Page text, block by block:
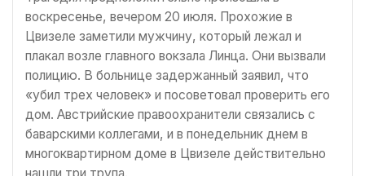
воскресенье, вечером 20 июля. Прохожие в
Цвизеле заметили мужчину, который лежал и
плакал возле главного вокзала Линца. Они вызвали
полицию. В больнице задержанный заявил, что
«убил трех человек» и посоветовал проверить его
дом. Австрийские правоохранители связались с
баварскими коллегами, и в понедельник днем в
многоквартирном доме в Цвизеле действительно